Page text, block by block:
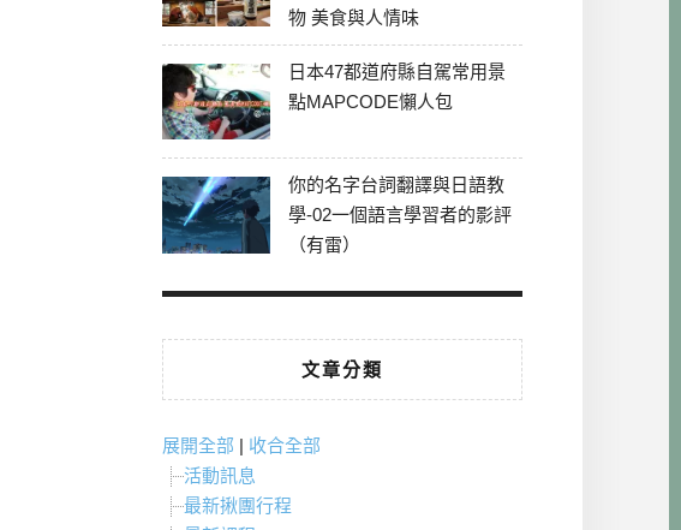
物 美食與人情味
日本47都道府縣自駕常用景
點MAPCODE懶人包
你的名字台詞翻譯與日語教
學-02一個語言學習者的影評
（有雷）
文章分類
展開全部 | 收合全部
活動訊息
最新揪團行程